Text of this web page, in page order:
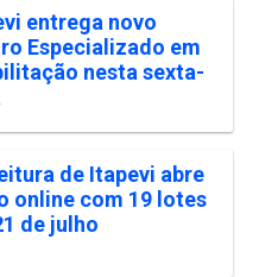
entrega novo
Especializado em
nesta sexta-
de Itapevi abre
online com 19 lotes
de julho